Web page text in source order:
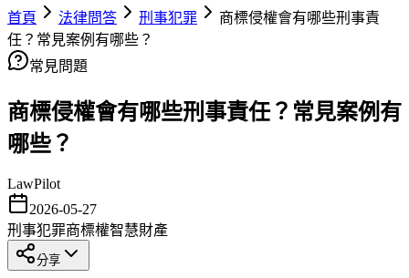
首頁
法律問答 刑事犯罪
商標侵權會有哪些刑事責
任？常見案例有哪些？
常見問題
商標侵權會有哪些刑事責任？常見案例有
哪些？
LawPilot
2026-05-27
刑事犯罪商標權智慧財產
分享